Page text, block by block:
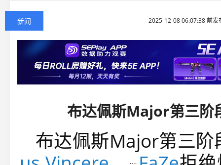
新闻 2025-12-08 06:07:38 前
布达佩斯Major第三阶
布达佩斯Major第三